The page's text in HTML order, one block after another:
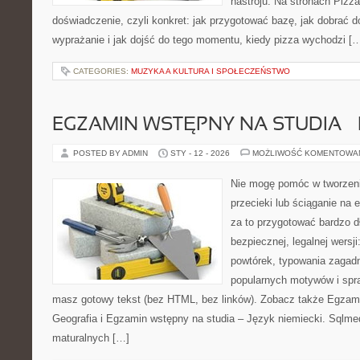
doświadczenie, czyli konkret: jak przygotować bazę, jak dobrać
wyprażanie i jak dojść do tego momentu, kiedy pizza wychodzi
CATEGORIES: MUZYKA A KULTURA I SPOŁECZEŃSTWO
EGZAMIN WSTĘPNY NA STUDIA –
POSTED BY ADMIN STY - 12 - 2026 MOŻLIWOŚĆ
Nie mogę pomóc w
przecieki lub ściąganie na
za to przygotować bardzo
bezpiecznej, legalnej
powtórek, typowania
popularnych motywów i
masz gotowy tekst (bez HTML, bez linków). Zobacz także
Geografia i Egzamin wstępny na studia – Język niemiecki.
maturalnych […]